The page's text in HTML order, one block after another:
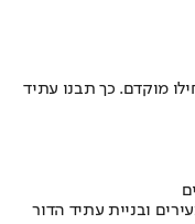
מוקדם. כך תבנו עתיד
ובניית עתיד הדור